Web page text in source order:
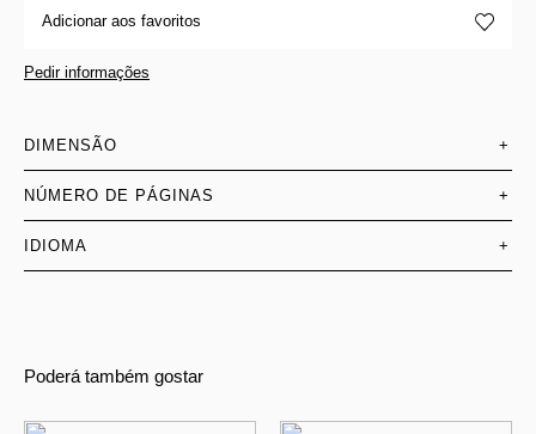
Adicionar aos favoritos
Pedir informações
DIMENSÃO +
NÚMERO DE PÁGINAS +
IDIOMA +
Poderá também gostar